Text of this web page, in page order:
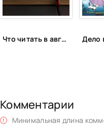
Что читать в августе. Длинный список вышедших и планируемых книжных новинок (включая переиздания)
Комментарии
Минимальная длина